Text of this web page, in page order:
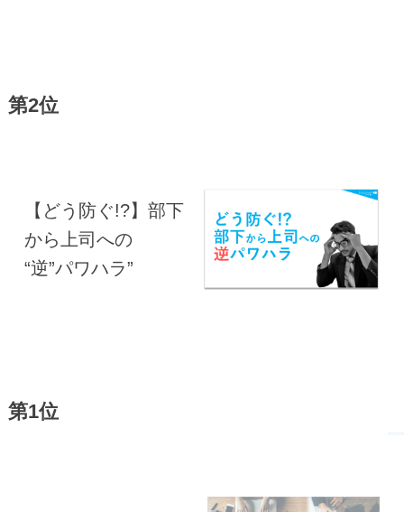
第2位
【どう防ぐ!?】部下
から上司への
“逆”パワハラ”
第1位